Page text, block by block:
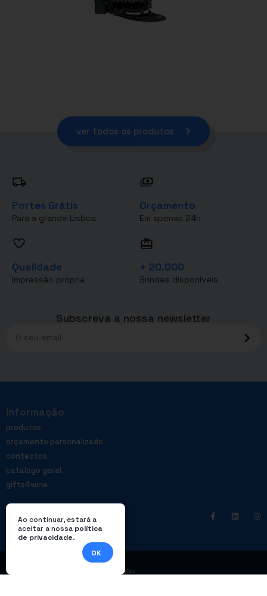
ver todos os produtos
Portes Grátis
Para a grande Lisboa
Orçamento
Em apenas 24h
Qualidade
Impressão própria
+ 20.000
Brindes disponíveis
Subscreva a nossa newsletter
Informação
produtos
orçamento personalizado
contactos
catálogo geral
gifts4wine
Livro de reclamações
Ao continuar, estará a
aceitar a nossa política
de privacidade.
OK